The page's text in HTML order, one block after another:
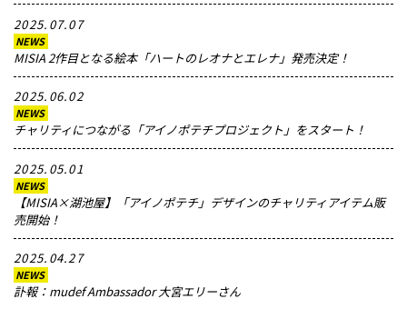
2025.07.07
NEWS
MISIA 2作目となる絵本「ハートのレオナとエレナ」発売決定！
2025.06.02
NEWS
チャリティにつながる「アイノポテチプロジェクト」をスタート！
2025.05.01
NEWS
【MISIA×湖池屋】「アイノポテチ」デザインのチャリティアイテム販
売開始！
2025.04.27
NEWS
訃報：mudef Ambassador 大宮エリーさん